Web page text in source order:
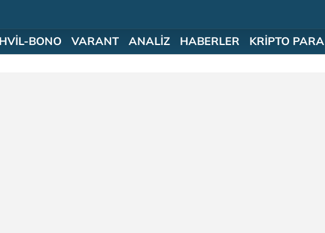
BONO VARANT ANALİZ HABERLER KRİPTO PARA